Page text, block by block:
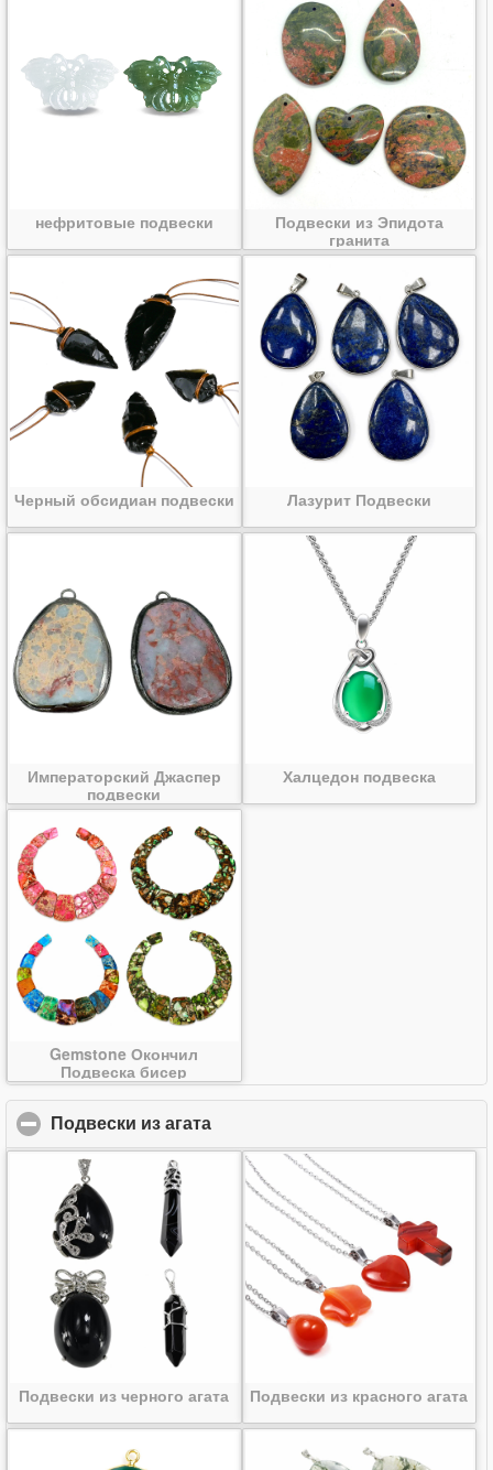
нефритовые подвески
Подвески из Эпидота
гранита
Черный обсидиан подвески Лазурит Подвески
Императорский Джаспер
подвески
Халцедон подвеска
Gemstone Окончил
Подвеска бисер
Подвески из агата
Подвески из черного агата Подвески из красного агата